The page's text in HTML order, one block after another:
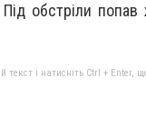
Під обстріли
і натисніть Ctrl + Enter,